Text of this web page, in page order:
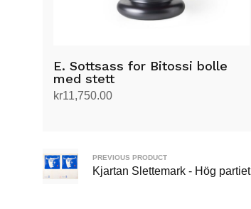
E. Sottsass for Bitossi bolle
med stett
kr11,750.00
PREVIOUS PRODUCT
Kjartan Slettemark - Hög partiet